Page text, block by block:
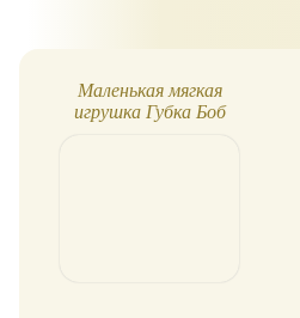
Маленькая мягкая
игрушка Губка Боб